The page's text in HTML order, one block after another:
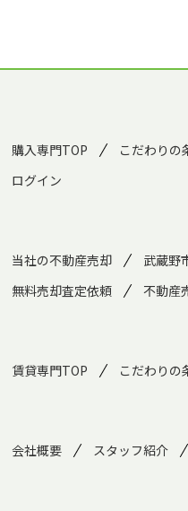
購入専門TOP こだわりの
ログイン
当社の不動産売却 武蔵野
無料売却査定依頼
不動産
賃貸専門TOP こだわりの
会社概要 スタッフ紹介